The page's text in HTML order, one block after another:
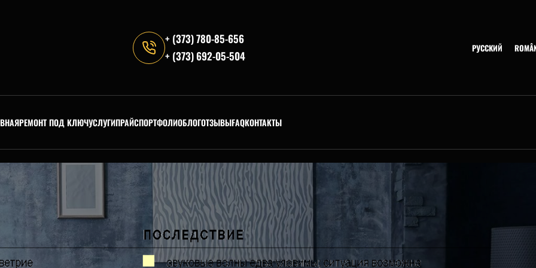
+ (373) 780-85-656
+ (373) 692-05-504
РУССКИЙ
РЕМОНТ ПОД КЛЮЧУСЛУГИПРАЙСПОРТФОЛИОБЛОГОТЗЫВЫFAQКОНТАКТЫ
UNCATEGORIZED
Звукоизоляция помещений
Опубликовано webmaster